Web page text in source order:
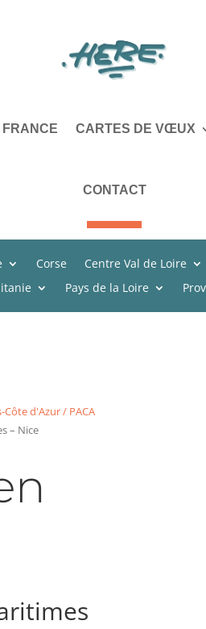
FRANCE CARTES DE VŒUX
CONTACT
Corse Centre Val de Loire
Pays de la Loire
Côte d'Azur / PACA
– Nice